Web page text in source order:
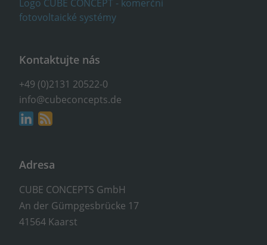
Kontaktujte nás
+49 (0)2131 20522-0
info@cubeconcepts.de
Adresa
CUBE CONCEPTS GmbH
An der Gümpgesbrücke 17
41564 Kaarst